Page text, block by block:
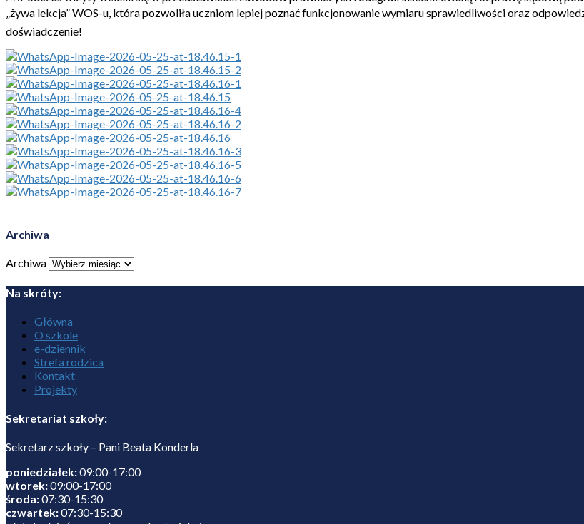
„żywa lekcja” WOS-u, która pozwoliła uczniom lepiej poznać funkcjonowanie wymiaru sprawiedliwości oraz
doświadczenie!
Archiwa
Archiwa
Na skróty:
Główna
O szkole
e-dziennik
Strefa rodzica
Kontakt
Projekty
Sekretariat szkoły:
Sekretarz szkoły – Pani Beata Konderla
poniedziałek:09:00-17:00
wtorek:09:00-17:00
środa:07:30-15:30
czwartek:07:30-15:30